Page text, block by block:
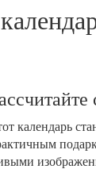
календарь